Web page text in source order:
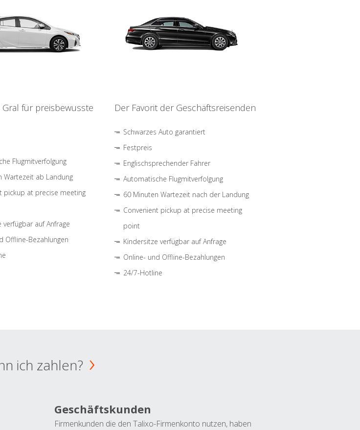
Gral für preisbewusste
Flugmitverfolgung
Wartezeit ab Landung
pickup at precise meeting
verfügbar auf Anfrage
Offline-Bezahlungen
Der Favorit der Geschäftsreisenden
Schwarzes Auto garantiert
Festpreis
Englischsprechender Fahrer
Automatische Flugmitverfolgung
60 Minuten Wartezeit nach der Landung
Convenient pickup at precise meeting
point
Kindersitze verfügbar auf Anfrage
Online- und Offline-Bezahlungen
24/7-Hotline
ich zahlen?
Geschäftskunden
Firmenkunden die den Talixo-Firmenkonto nutzen, haben